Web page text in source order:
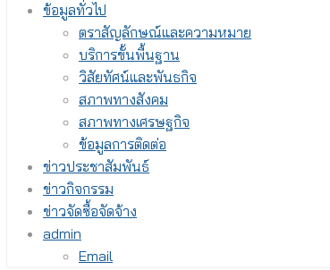
ข้อมูลทั่วไป
ตราสัญลักษณ์และความหมาย
บริการขั้นพื้นฐาน
วิสัยทัศน์และพันธกิจ
สภาพทางสังคม
สภาพทางเศรษฐกิจ
ข้อมูลการติดต่อ
ข่าวประชาสัมพันธ์
ข่าวกิจกรรม
ข่าวจัดซื้อจัดจ้าง
admin
Email